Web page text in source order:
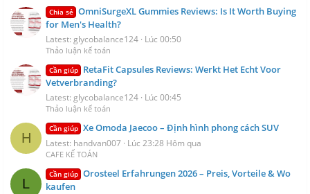
Chia sẻ OmniSurgeXL Gummies Reviews: Is It Worth Buying
for Men's Health?
Latest: glycobalance124 Lúc 00:50
Thảo luận kế toán
Cần giúp RetaFit Capsules Reviews: Werkt Het Echt Voor
Vetverbranding?
Latest: glycobalance124 Lúc 00:45
Thảo luận kế toán
H
Cần giúp Xe Omoda Jaecoo – Định hình phong cách SUV
Latest: handvan007 Lúc 23:28 Hôm qua
CAFE KẾ TOÁN
L
Cần giúp Orosteel Erfahrungen 2026 – Preis, Vorteile & Wo
kaufen